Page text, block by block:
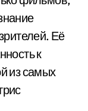
Её
к
из самых